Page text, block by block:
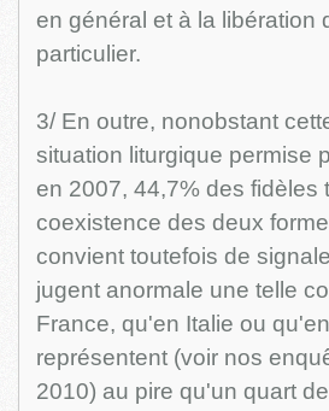
en général et à la libération
particulier.
3/ En outre, nonobstant
situation liturgique permise
en 2007, 44,7% des fidèles
coexistence des deux
convient toutefois de
jugent anormale une telle
France, qu'en Italie ou
représentent (voir nos
2010) au pire qu'un quart